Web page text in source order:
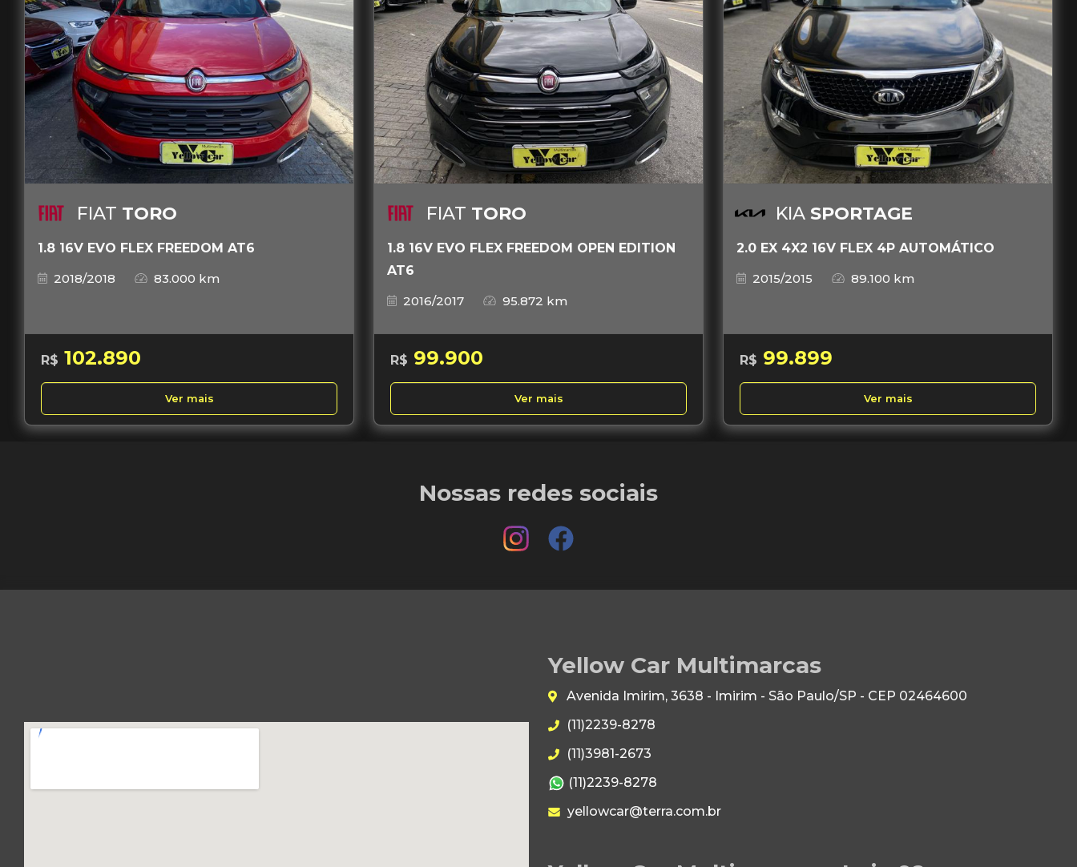
FIAT TORO
1.8 16V EVO FLEX FREEDOM AT6
2018/2018
83.000 km
R$ 102.890
Ver mais
FIAT TORO
1.8 16V EVO FLEX FREEDOM OPEN EDITION
AT6
2016/2017
95.872 km
R$ 99.900
Ver mais
KIA SPORTAGE
2.0 EX 4X2 16V FLEX 4P AUTOMÁTICO
2015/2015
89.100 km
R$ 99.899
Ver mais
Nossas redes sociais
Yellow Car Multimarcas
Avenida Imirim, 3638 - Imirim - São Paulo/SP - CEP 02464600
(11)2239-8278
(11)3981-2673
(11)2239-8278
yellowcar@terra.com.br